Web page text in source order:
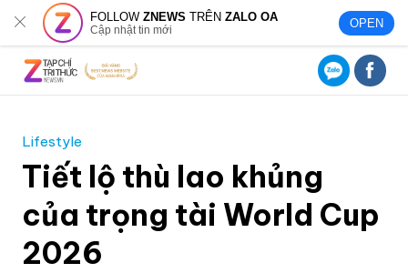
FOLLOWZNEWS TRÊNZALO OA
Cập nhật tin mới OPEN
Lifestyle
Tiết lộ thù lao khủng
của trọng tài World Cup
2026